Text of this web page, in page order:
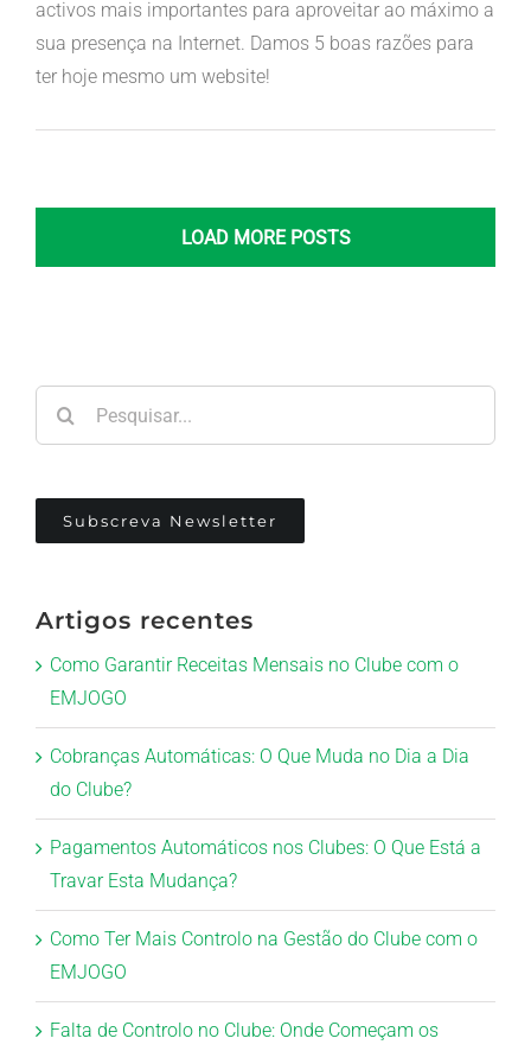
activos mais importantes para aproveitar ao máximo a
sua presença na Internet. Damos 5 boas razões para
ter hoje mesmo um website!
LOAD MORE POSTS
Subscreva Newsletter
Artigos recentes
Como Garantir Receitas Mensais no Clube com o
EMJOGO
Cobranças Automáticas: O Que Muda no Dia a Dia
do Clube?
Pagamentos Automáticos nos Clubes: O Que Está a
Travar Esta Mudança?
Como Ter Mais Controlo na Gestão do Clube com o
EMJOGO
Falta de Controlo no Clube: Onde Começam os